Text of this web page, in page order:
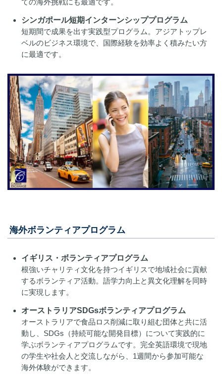
シンガポール短期インターンシッププログラム
短期間で成果を出す実践型プログラム。アジアトップレ
ベルのビジネス環境で、国際経験を効率よく積みたい方
に最適です。
海外ボランティアプログラム
イギリス・ボランティアプログラム
根強いチャリティ文化を持つイギリスで地域社会に貢献
するボランティア活動。語学力向上と異文化理解を同時
に実現します。
オーストラリアSDGsボランティアプログラム
オーストラリアで食品ロス削減に取り組む団体と共に活
動し、SDGs（持続可能な開発目標）について実践的に
学ぶボランティアプログラムです。完全英語環境で現地
の学生や社会人と交流しながら、1週間から参加可能な
海外体験ができます。